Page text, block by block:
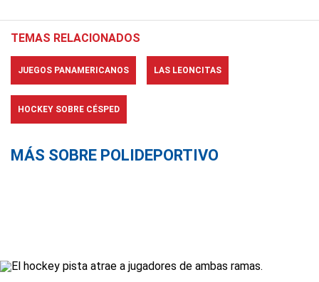
TEMAS RELACIONADOS
JUEGOS PANAMERICANOS LAS LEONCITAS
HOCKEY SOBRE CÉSPED
MÁS SOBRE POLIDEPORTIVO